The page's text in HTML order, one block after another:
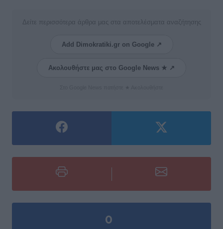
Δείτε περισσότερα άρθρα μας στα αποτελέσματα αναζήτησης
Add Dimokratiki.gr on Google ↗
Ακολουθήστε μας στο Google News ★ ↗
0